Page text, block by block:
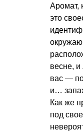
Аромат,
это
весне, и
вас —
и…
Как же
под